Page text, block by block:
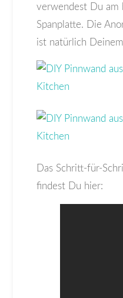
verwendest Du am
Spanplatte. Die
ist natürlich
Das Schritt-für-
findest Du hier: